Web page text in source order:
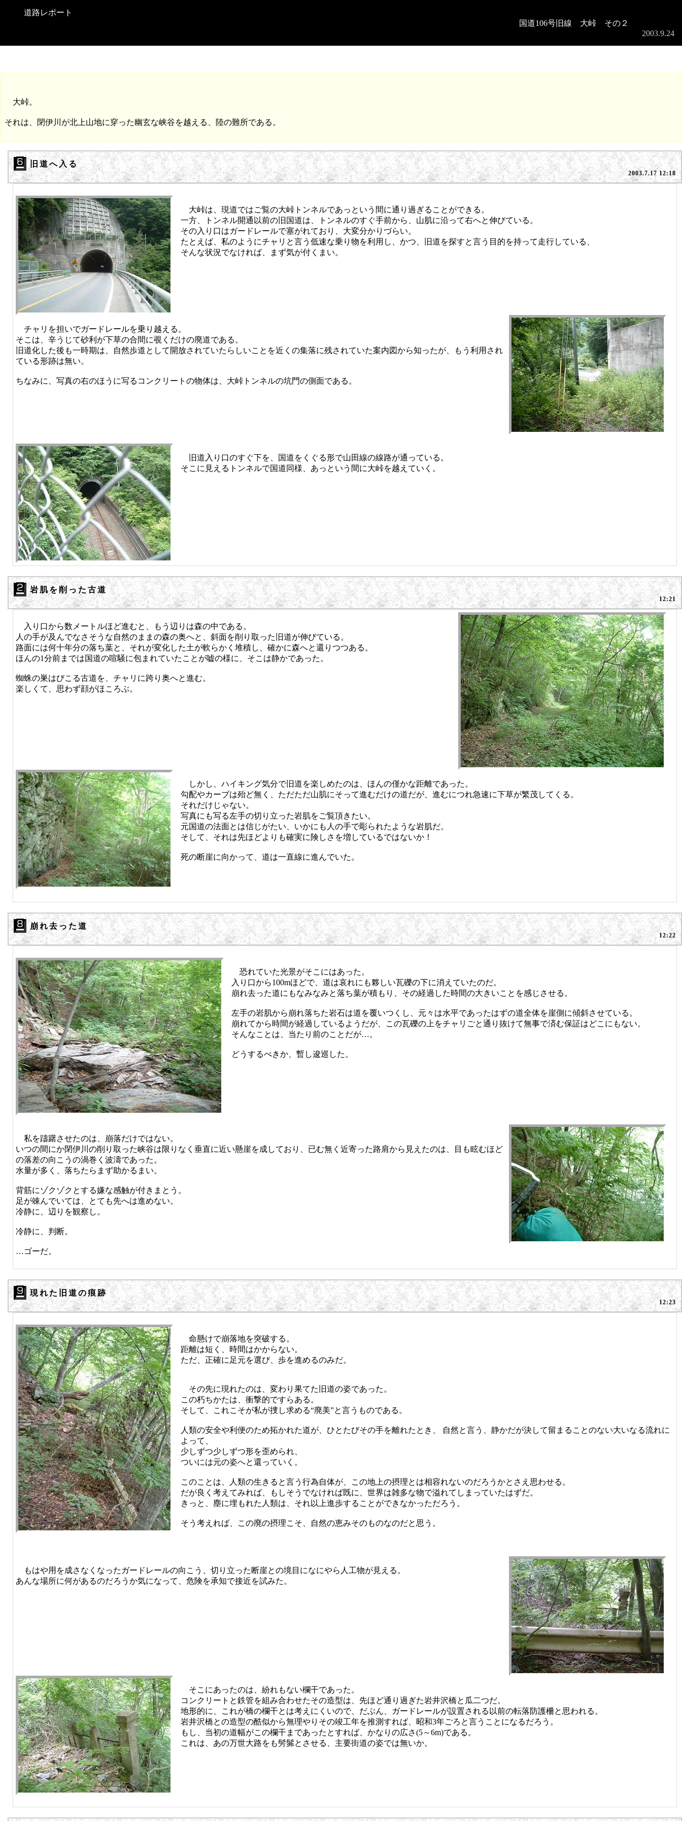
道路レポート
国道106号旧線 大峠 その２
2003.9.24
大峠。
それは、閉伊川が北上山地に穿った幽玄な峡谷を越える、陸の難所である。
旧道へ入る
2003.7.17 12:18
大峠は、現道ではご覧の大峠トンネルであっという間に通り過ぎることができる。
一方、トンネル開通以前の旧国道は、トンネルのすぐ手前から、山肌に沿って右へと伸びている。
その入り口はガードレールで塞がれており、大変分かりづらい。
たとえば、私のようにチャリと言う低速な乗り物を利用し、かつ、旧道を探すと言う目的を持って走行している、
そんな状況でなければ、まず気が付くまい。
チャリを担いでガードレールを乗り越える。
そこは、辛うじて砂利が下草の合間に覗くだけの廃道である。
旧道化した後も一時期は、自然歩道として開放されていたらしいことを近くの集落に残されていた案内図から知ったが、もう利用され
ている形跡は無い。
ちなみに、写真の右のほうに写るコンクリートの物体は、大峠トンネルの坑門の側面である。
旧道入り口のすぐ下を、国道をくぐる形で山田線の線路が通っている。
そこに見えるトンネルで国道同様、あっという間に大峠を越えていく。
岩肌を削った古道
12:21
入り口から数メートルほど進むと、もう辺りは森の中である。
人の手が及んでなさそうな自然のままの森の奥へと、斜面を削り取った旧道が伸びている。
路面には何十年分の落ち葉と、それが変化した土が軟らかく堆積し、確かに森へと還りつつある。
ほんの1分前までは国道の喧騒に包まれていたことが嘘の様に、そこは静かであった。
蜘蛛の巣はびこる古道を、チャリに跨り奥へと進む。
楽しくて、思わず顔がほころぶ。
しかし、ハイキング気分で旧道を楽しめたのは、ほんの僅かな距離であった。
勾配やカーブは殆ど無く、ただただ山肌にそって進むだけの道だが、進むにつれ急速に下草が繁茂してくる。
それだけじゃない。
写真にも写る左手の切り立った岩肌をご覧頂きたい。
元国道の法面とは信じがたい、いかにも人の手で彫られたような岩肌だ。
そして、それは先ほどよりも確実に険しさを増しているではないか！
死の断崖に向かって、道は一直線に進んでいた。
崩れ去った道
12:22
恐れていた光景がそこにはあった。
入り口から100mほどで、道は哀れにも夥しい瓦礫の下に消えていたのだ。
崩れ去った道にもなみなみと落ち葉が積もり、その経過した時間の大きいことを感じさせる。
左手の岩肌から崩れ落ちた岩石は道を覆いつくし、元々は水平であったはずの道全体を崖側に傾斜させている。
崩れてから時間が経過しているようだが、この瓦礫の上をチャリごと通り抜けて無事で済む保証はどこにもない。
そんなことは、当たり前のことだが…。
どうするべきか、暫し逡巡した。
私を躊躇させたのは、崩落だけではない。
いつの間にか閉伊川の削り取った峡谷は限りなく垂直に近い懸崖を成しており、已む無く近寄った路肩から見えたのは、目も眩むほど
の落差の向こうの渦巻く波濤であった。
水量が多く、落ちたらまず助かるまい。
背筋にゾクゾクとする嫌な感触が付きまとう。
足が竦んでいては、とても先へは進めない。
冷静に、辺りを観察し。
冷静に、判断。
…ゴーだ。
現れた旧道の痕跡
12:23
命懸けで崩落地を突破する。
距離は短く、時間はかからない。
ただ、正確に足元を選び、歩を進めるのみだ。
その先に現れたのは、変わり果てた旧道の姿であった。
この朽ちかたは、衝撃的ですらある。
そして、これこそが私が捜し求める“廃美”と言うものである。
人類の安全や利便のため拓かれた道が、ひとたびその手を離れたとき、 自然と言う、静かだが決して留まることのない大いなる流れに
よって、
少しずつ少しずつ形を歪められ、
ついには元の姿へと還っていく。
このことは、人類の生きると言う行為自体が、この地上の摂理とは相容れないのだろうかとさえ思わせる。
だが良く考えてみれば、もしそうでなければ既に、世界は雑多な物で溢れてしまっていたはずだ。
きっと、塵に埋もれた人類は、それ以上進歩することができなかっただろう。
そう考えれば、この廃の摂理こそ、自然の恵みそのものなのだと思う。
もはや用を成さなくなったガードレールの向こう、切り立った断崖との境目になにやら人工物が見える。
あんな場所に何があるのだろうか気になって、危険を承知で接近を試みた。
そこにあったのは、紛れもない欄干であった。
コンクリートと鉄管を組み合わせたその造型は、先ほど通り過ぎた岩井沢橋と瓜二つだ。
地形的に、これが橋の欄干とは考えにくいので、だぶん、ガードレールが設置される以前の転落防護柵と思われる。
岩井沢橋との造型の酷似から無理やりその竣工年を推測すれば、昭和3年ごろと言うことになるだろう。
もし、当初の道幅がこの欄干まであったとすれば、かなりの広さ(5～6m)である。
これは、あの万世大路をも髣髴とさせる、主要街道の姿では無いか。